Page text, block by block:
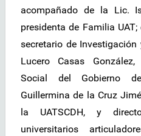
acompañado de la Lic.
presidenta de Familia
secretario de
Lucero Casas
Social del Gobierno
Guillermina de la Cruz
la UATSCDH, y
universitarios